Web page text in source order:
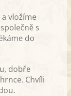
vložíme
s
do
dobře
Chvíli